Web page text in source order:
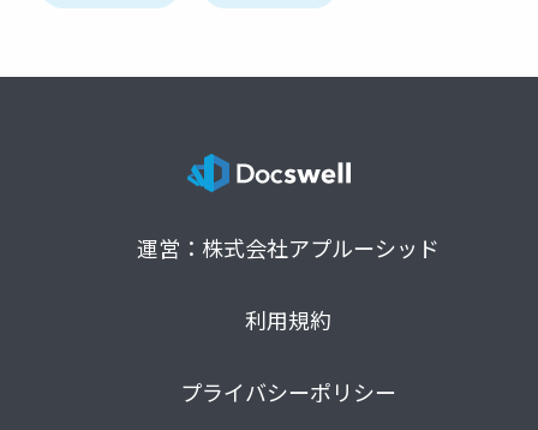
運営：株式会社アプルーシッド
利用規約
プライバシーポリシー